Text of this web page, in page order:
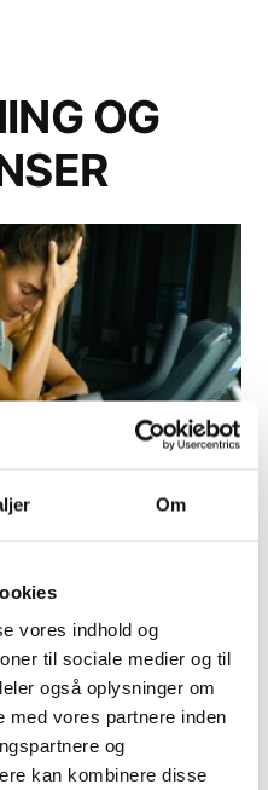
Om
vores indhold og
til sociale medier og til
også oplysninger om
med vores partnere inden
og
kan kombinere disse
OG
OVERTRÆNING
personlige
et
indeholder en eller
Det ved de fleste
udfordringer er en